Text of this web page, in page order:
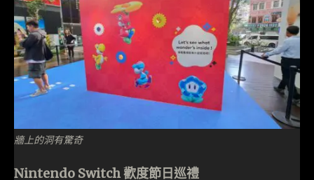
牆上的洞有驚奇
Nintendo Switch 歡度節日巡禮